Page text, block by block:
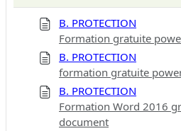
B. PROTECTION
Formation gratuite
B. PROTECTION
formation gratuite
B. PROTECTION
Formation Word 2016
document